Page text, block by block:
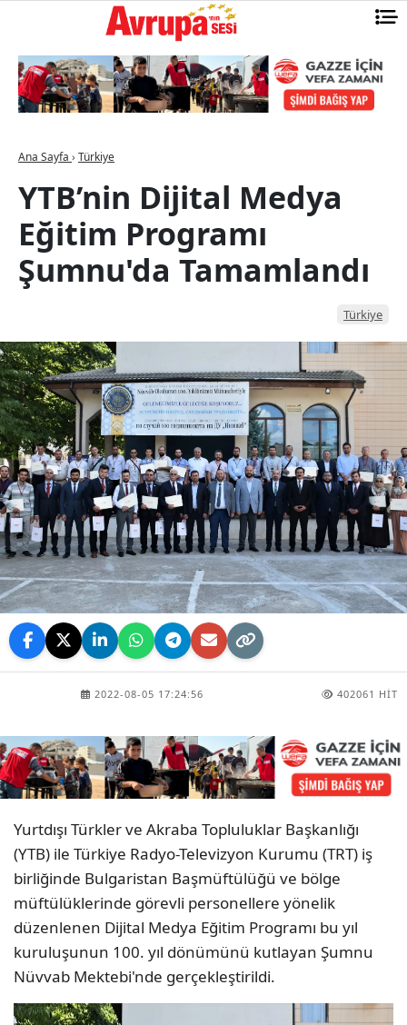
Ana Sayfa › Türkiye
YTB’nin Dijital Medya
Eğitim Programı
Şumnu'da Tamamlandı
Türkiye
2022-08-05 17:24:56 402061 HIT
Yurtdışı Türkler ve Akraba Topluluklar Başkanlığı
(YTB) ile Türkiye Radyo-Televizyon Kurumu (TRT) iş
birliğinde Bulgaristan Başmüftülüğü ve bölge
müftülüklerinde görevli personellere yönelik
düzenlenen Dijital Medya Eğitim Programı bu yıl
kuruluşunun 100. yıl dönümünü kutlayan Şumnu
Nüvvab Mektebi'nde gerçekleştirildi.